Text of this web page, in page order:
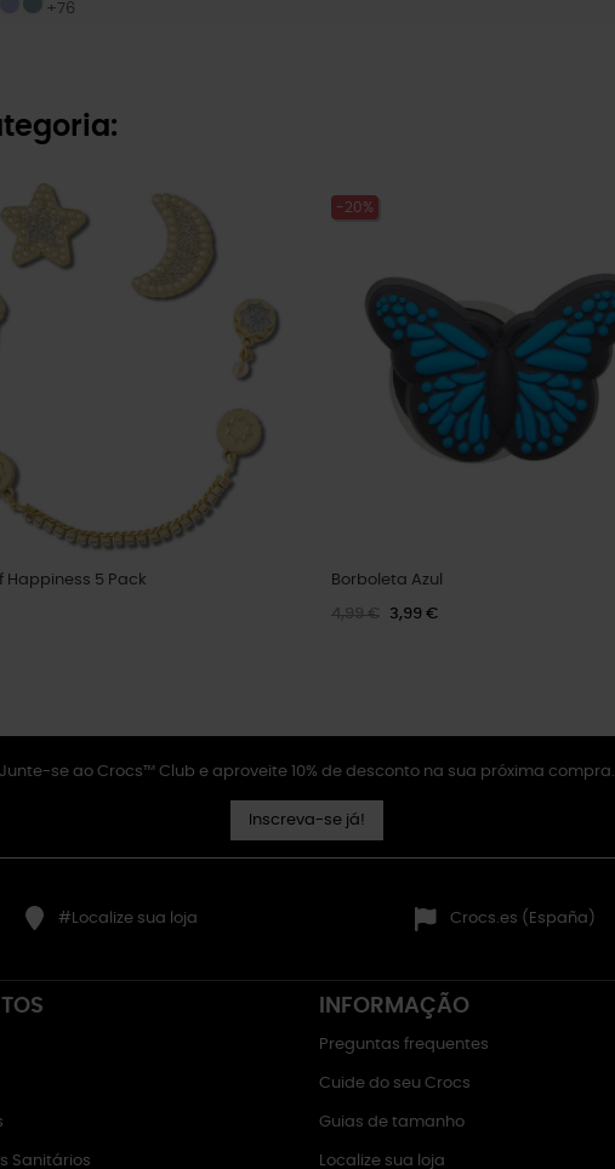
+76
Happiness 5 Pack
-20%
Borboleta Azul
4,99 € 3,99 €
Junte-se ao Crocs™ Club e aproveite 10% de desconto na sua próxima compra.
Inscreva-se já!
#Localize sua loja Crocs.es (España)
Sanitários
INFORMAÇÃO
Preguntas frequentes
Cuide do seu Crocs
Guias de tamanho
Localize sua loja